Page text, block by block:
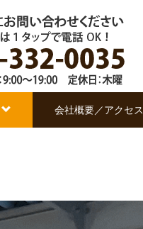
会社概要／アクセス